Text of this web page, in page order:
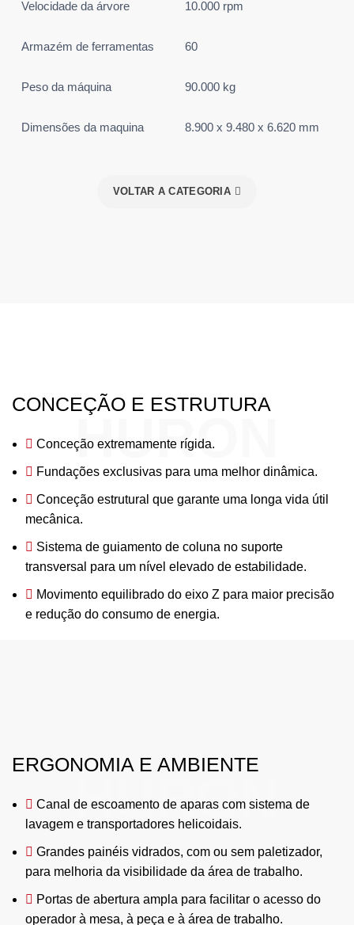
Velocidade da árvore 10.000 rpm
Armazém de ferramentas 60
Peso da máquina 90.000 kg
Dimensões da maquina 8.900 x 9.480 x 6.620 mm
VOLTAR A CATEGORIA
HURON
CONCEÇÃO E ESTRUTURA
Conceção extremamente rígida.
Fundações exclusivas para uma melhor dinâmica.
Conceção estrutural que garante uma longa vida útil
mecânica.
Sistema de guiamento de coluna no suporte
transversal para um nível elevado de estabilidade.
Movimento equilibrado do eixo Z para maior precisão
e redução do consumo de energia.
HURON
ERGONOMIA E AMBIENTE
Canal de escoamento de aparas com sistema de
lavagem e transportadores helicoidais.
Grandes painéis vidrados, com ou sem paletizador,
para melhoria da visibilidade da área de trabalho.
Portas de abertura ampla para facilitar o acesso do
operador à mesa, à peça e à área de trabalho.